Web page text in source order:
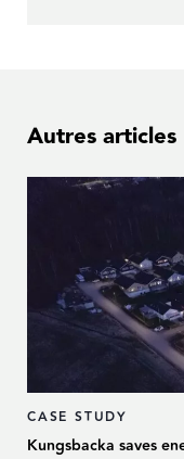
Autres articles
CASE STUDY
Kungsbacka saves